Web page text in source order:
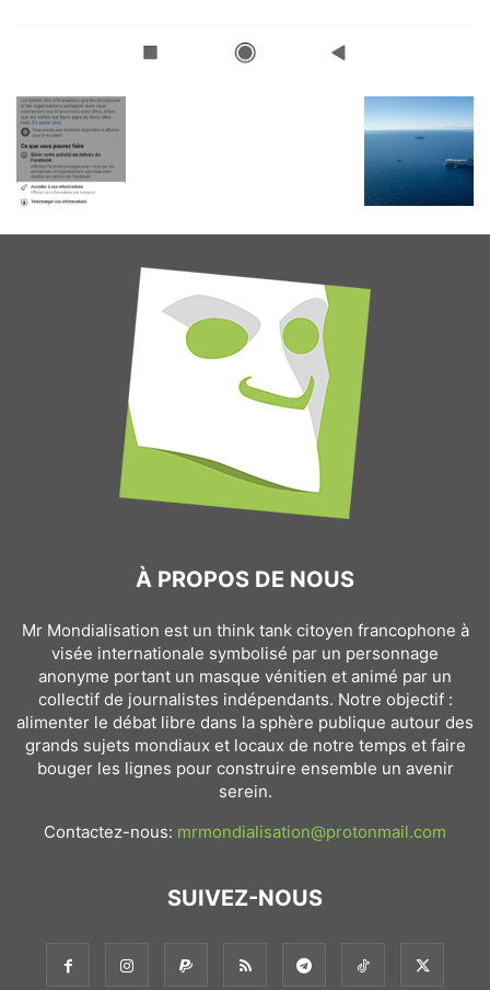
À PROPOS DE NOUS
Mr Mondialisation est un think tank citoyen francophone à
visée internationale symbolisé par un personnage
anonyme portant un masque vénitien et animé par un
collectif de journalistes indépendants. Notre objectif :
alimenter le débat libre dans la sphère publique autour des
grands sujets mondiaux et locaux de notre temps et faire
bouger les lignes pour construire ensemble un avenir
serein.
Contactez-nous: mrmondialisation@protonmail.com
SUIVEZ-NOUS